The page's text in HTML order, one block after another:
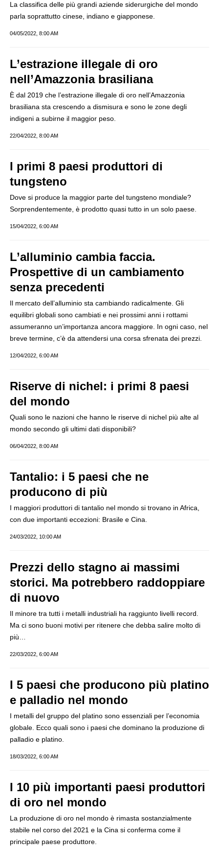
La classifica delle più grandi aziende siderurgiche del mondo
parla soprattutto cinese, indiano e giapponese.
04/05/2022, 8:00 AM
L’estrazione illegale di oro
nell’Amazzonia brasiliana
È dal 2019 che l’estrazione illegale di oro nell’Amazzonia
brasiliana sta crescendo a dismisura e sono le zone degli
indigeni a subirne il maggior peso.
22/04/2022, 8:00 AM
I primi 8 paesi produttori di
tungsteno
Dove si produce la maggior parte del tungsteno mondiale?
Sorprendentemente, è prodotto quasi tutto in un solo paese.
15/04/2022, 6:00 AM
L’alluminio cambia faccia.
Prospettive di un cambiamento
senza precedenti
Il mercato dell’alluminio sta cambiando radicalmente. Gli
equilibri globali sono cambiati e nei prossimi anni i rottami
assumeranno un’importanza ancora maggiore. In ogni caso, nel
breve termine, c’è da attendersi una corsa sfrenata dei prezzi.
12/04/2022, 6:00 AM
Riserve di nichel: i primi 8 paesi
del mondo
Quali sono le nazioni che hanno le riserve di nichel più alte al
mondo secondo gli ultimi dati disponibili?
06/04/2022, 8:00 AM
Tantalio: i 5 paesi che ne
producono di più
I maggiori produttori di tantalio nel mondo si trovano in Africa,
con due importanti eccezioni: Brasile e Cina.
24/03/2022, 10:00 AM
Prezzi dello stagno ai massimi
storici. Ma potrebbero raddoppiare
di nuovo
Il minore tra tutti i metalli industriali ha raggiunto livelli record.
Ma ci sono buoni motivi per ritenere che debba salire molto di
più…
22/03/2022, 6:00 AM
I 5 paesi che producono più platino
e palladio nel mondo
I metalli del gruppo del platino sono essenziali per l’economia
globale. Ecco quali sono i paesi che dominano la produzione di
palladio e platino.
18/03/2022, 6:00 AM
I 10 più importanti paesi produttori
di oro nel mondo
La produzione di oro nel mondo è rimasta sostanzialmente
stabile nel corso del 2021 e la Cina si conferma come il
principale paese produttore.